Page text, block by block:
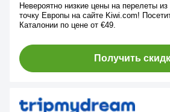
Невероятно низкие цены на перелеты
точку Европы на сайте Kiwi.com!
Каталонии по цене от €49.
Получить